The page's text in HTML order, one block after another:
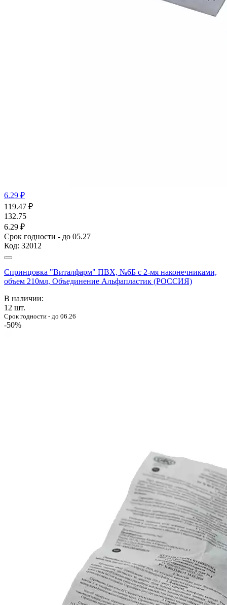
6.29 ₽
119.47 ₽
132.75
6.29 ₽
Срок годности - до 05.27
Код: 32012
Спринцовка "Виталфарм" ПВХ, №6Б с 2-мя наконечниками,
объем 210мл, Объединение Альфапластик (РОССИЯ)
В наличии:
12 шт.
Срок годности - до 06.26
-50%